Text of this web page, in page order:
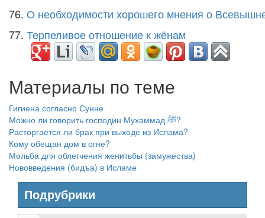
76. О необходимости хорошего мнения о
77. Терпеливое отношение к жёнам
Материалы по теме
Гигиена согласно Сунне
Можно ли говорить господин Мухаммад ﷺ?
Расторгается ли брак при выходе из Ислама?
Кому обещан дом в огне?
Мольба для облегчения женитьбы (замужества)
Нововведения (бидъа) в Исламе
Подрубрики